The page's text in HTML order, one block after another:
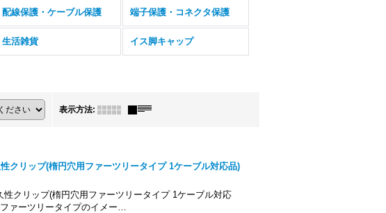
配線保護・ケーブル保護 端子保護・コネクタ保護
生活雑貨 イス脚キャップ
表示方法:
クリップ(楕円穴用ファーツリータイプ 1ケーブル対応品)
クリップ(楕円穴用ファーツリータイプ 1ケーブル対応
ァーツリータイプのイメー…